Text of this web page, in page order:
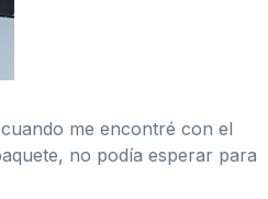
me encontré con el
no podía esperar para